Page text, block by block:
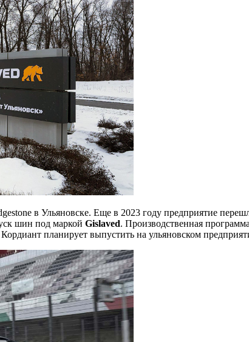
в Ульяновске. Еще в 2023 году предприятие
шин под маркой Gislaved. Производственная
планирует выпустить на ульяновском